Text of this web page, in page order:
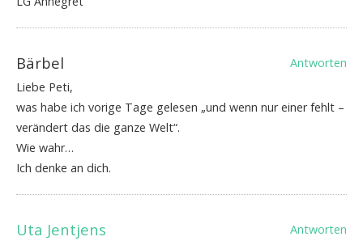
Bärbel
Antworten
Liebe Peti,
was habe ich vorige Tage gelesen „und wenn nur einer fehlt –
verändert das die ganze Welt“.
Wie wahr…
Ich denke an dich.
Uta Jentjens
Antworten